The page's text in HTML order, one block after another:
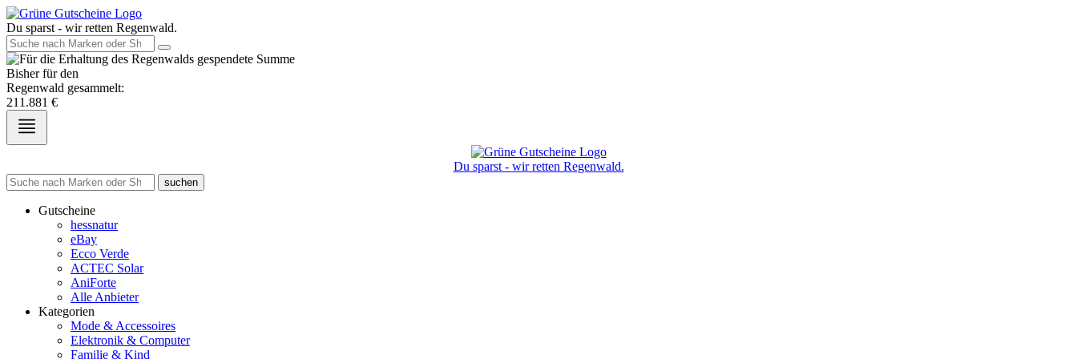
Du sparst - wir retten Regenwald.
Bisher für den
Regenwald gesammelt:
211.881 €
Du sparst - wir retten Regenwald.
suchen
Gutscheine
hessnatur
eBay
Ecco Verde
ACTEC Solar
AniForte
Alle Anbieter
Kategorien
Mode & Accessoires
Elektronik & Computer
Familie & Kind